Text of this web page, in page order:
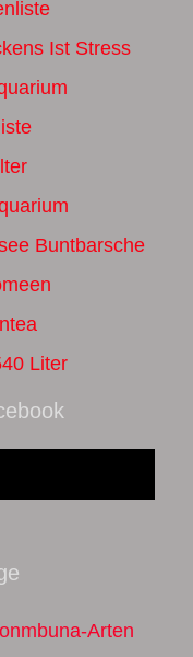
Ist Stress
Buntbarsche
Liter
Arten